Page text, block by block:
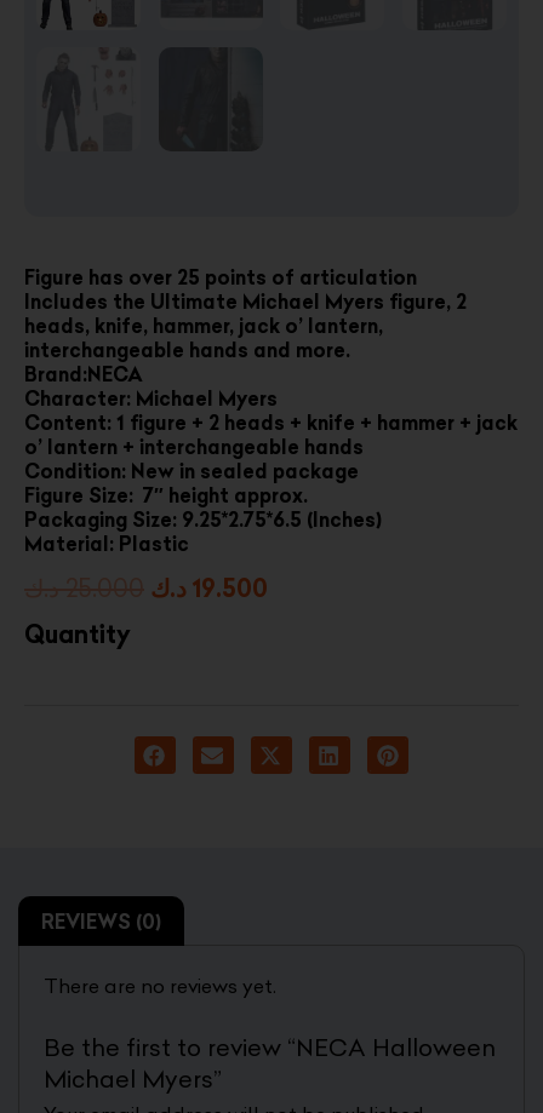
Figure has over 25 points of articulation
Includes the Ultimate Michael Myers figure, 2
heads, knife, hammer, jack o’ lantern,
interchangeable hands and more.
Brand:NECA
Character: Michael Myers
Content: 1 figure + 2 heads + knife + hammer + jack
o’ lantern + interchangeable hands
Condition: New in sealed package
Figure Size: 7″ height approx.
Packaging Size: 9.25*2.75*6.5 (Inches)
Material: Plastic
Original
19.500 د.ك
Quantity
REVIEWS (0)
There are no reviews yet.
Be the first to review “NECA Halloween
Michael Myers”